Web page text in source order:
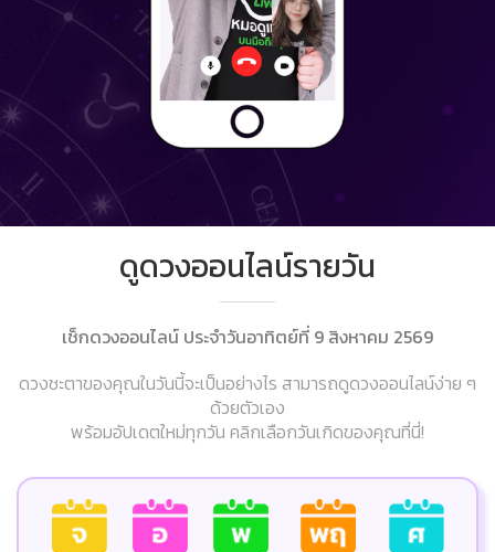
ดูดวงออนไลน์รายวัน
เช็กดวงออนไลน์ ประจำวันอาทิตย์ที่ 9 สิงหาคม 2569
ดวงชะตาของคุณในวันนี้จะเป็นอย่างไร สามารถดูดวงออนไลน์ง่าย ๆ
ด้วยตัวเอง
พร้อมอัปเดตใหม่ทุกวัน คลิกเลือกวันเกิดของคุณที่นี่!